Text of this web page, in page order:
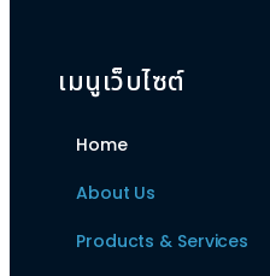
เมนูเว็บไซต์
Home
About Us
Products & Services